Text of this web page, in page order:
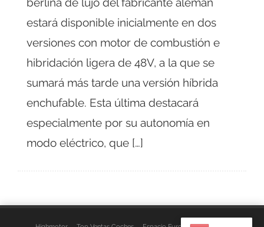
estará disponible inicialmente en dos
versiones con motor de combustión e
hibridación ligera de 48V, a la que se
sumará más tarde una versión híbrida
enchufable. Esta última destacará
especialmente por su autonomía en
modo eléctrico, que […]